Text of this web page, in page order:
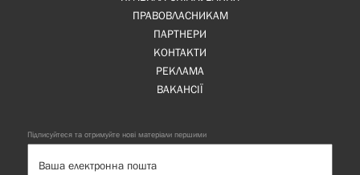
ПРАВОВЛАСНИКАМ
ПАРТНЕРИ
КОНТАКТИ
РЕКЛАМА
ВАКАНСІЇ
Підписуйтеся та отримуйте нові матеріали першими